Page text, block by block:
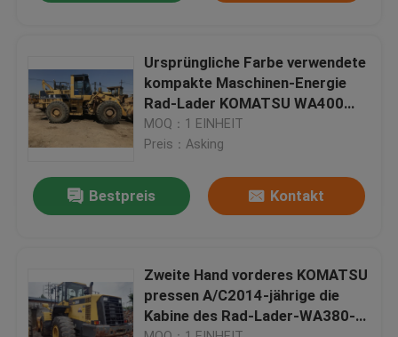
Treten Sie mit uns in Verbindung
Company News
benutzte Raupenplanierraupe
Benutzte CAT-Planierraupe
Ursprüngliche Farbe verwendete
kompakte Maschinen-Energie
Rad-Lader KOMATSU WA400
197HP
MOQ：1 EINHEIT
Preis：Asking
Bestpreis Kontakt
Zweite Hand vorderes KOMATSU
pressen A/C2014-jährige die
Kabine des Rad-Lader-WA380-6